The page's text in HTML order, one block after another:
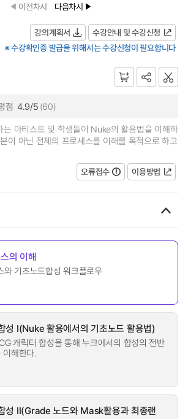
이전차시 다음차시
강의계획서
수강안내 및 수강신청
※ 수강확인증 발급을 위해서는 수강신청이 필요합니다
점 4.9/5 (60)
아티스트 및 학생들이 Nuke의 활용법을 이해하
이 아닌 전체의 프로세스를 이해를 목적으로 하고
오류접수
이용방법
의 이해
기초노드합성 워크플로우
성 I(Nuke 활용에서의 기초노드 활용법)
캐릭터 합성을 통해 누크에서의 합성의 전반
이해한다.
성 II(Grade 노드와 Mask활용과 최종랜